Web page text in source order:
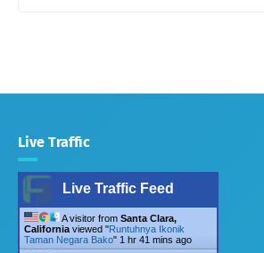
Live Traffic
Live Traffic Feed
A visitor from Santa Clara,
California viewed "Runtuhnya Ikonik
Taman Negara Bako" 1 hr 41 mins ago